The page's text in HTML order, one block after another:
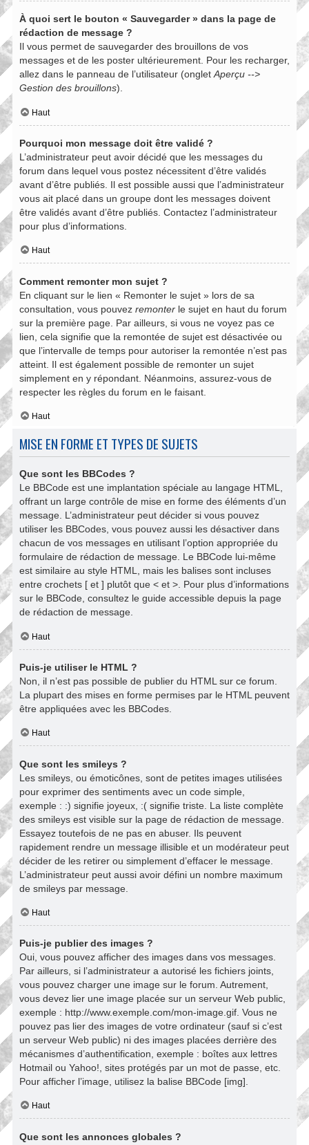
À quoi sert le bouton « Sauvegarder » dans la page de
rédaction de message ?
Il vous permet de sauvegarder des brouillons de vos
messages et de les poster ultérieurement. Pour les recharger,
allez dans le panneau de l’utilisateur (ongletAperçu -->
Gestion des brouillons).
Haut
Pourquoi mon message doit être validé ?
L’administrateur peut avoir décidé que les messages du
forum dans lequel vous postez nécessitent d’être validés
avant d’être publiés. Il est possible aussi que l’administrateur
vous ait placé dans un groupe dont les messages doivent
être validés avant d’être publiés. Contactez l’administrateur
pour plus d’informations.
Haut
Comment remonter mon sujet ?
En cliquant sur le lien « Remonter le sujet » lors de sa
consultation, vous pouvez remonter le sujet en haut du forum
sur la première page. Par ailleurs, si vous ne voyez pas ce
lien, cela signifie que la remontée de sujet est désactivée ou
que l’intervalle de temps pour autoriser la remontée n’est pas
atteint. Il est également possible de remonter un sujet
simplement en y répondant. Néanmoins, assurez-vous de
respecter les règles du forum en le faisant.
Haut
MISE EN FORME ET TYPES DE SUJETS
Que sont les BBCodes ?
Le BBCode est une implantation spéciale au langage HTML,
offrant un large contrôle de mise en forme des éléments d’un
message. L’administrateur peut décider si vous pouvez
utiliser les BBCodes, vous pouvez aussi les désactiver dans
chacun de vos messages en utilisant l’option appropriée du
formulaire de rédaction de message. Le BBCode lui-même
est similaire au style HTML, mais les balises sont incluses
entre crochets [ et ] plutôt que < et >. Pour plus d’informations
sur le BBCode, consultez le guide accessible depuis la page
de rédaction de message.
Haut
Puis-je utiliser le HTML ?
Non, il n’est pas possible de publier du HTML sur ce forum.
La plupart des mises en forme permises par le HTML peuvent
être appliquées avec les BBCodes.
Haut
Que sont les smileys ?
Les smileys, ou émoticônes, sont de petites images utilisées
pour exprimer des sentiments avec un code simple,
exemple : :) signifie joyeux, :( signifie triste. La liste complète
des smileys est visible sur la page de rédaction de message.
Essayez toutefois de ne pas en abuser. Ils peuvent
rapidement rendre un message illisible et un modérateur peut
décider de les retirer ou simplement d’effacer le message.
L’administrateur peut aussi avoir défini un nombre maximum
de smileys par message.
Haut
Puis-je publier des images ?
Oui, vous pouvez afficher des images dans vos messages.
Par ailleurs, si l’administrateur a autorisé les fichiers joints,
vous pouvez charger une image sur le forum. Autrement,
vous devez lier une image placée sur un serveur Web public,
exemple : http://www.exemple.com/mon-image.gif. Vous ne
pouvez pas lier des images de votre ordinateur (sauf si c’est
un serveur Web public) ni des images placées derrière des
mécanismes d’authentification, exemple : boîtes aux lettres
Hotmail ou Yahoo!, sites protégés par un mot de passe, etc.
Pour afficher l’image, utilisez la balise BBCode [img].
Haut
Que sont les annonces globales ?